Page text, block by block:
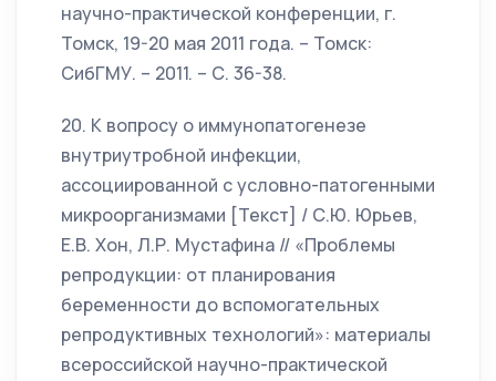
научно-практической конференции, г.
Томск, 19-20 мая 2011 года. – Томск:
СибГМУ. – 2011. – С. 36-38.
20. К вопросу о иммунопатогенезе
внутриутробной инфекции,
ассоциированной с условно-патогенными
микроорганизмами [Текст] / С.Ю. Юрьев,
Е.В. Хон, Л.Р. Мустафина // «Проблемы
репродукции: от планирования
беременности до вспомогательных
репродуктивных технологий»: материалы
всероссийской научно-практической